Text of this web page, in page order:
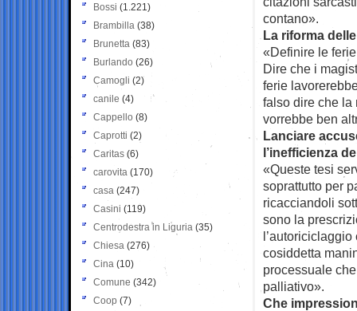
contano».
La riforma
«Definire le
Dire che i
ferie
falso dire che
vorrebbe ben
Lanciare
l’inefficienza
«Queste tesi
soprattutto per
ricacciandoli
sono la
cosiddetta
processuale
palliativo».
Che
Bossi (1.221)
Brambilla (38)
Brunetta (83)
Burlando (26)
Camogli (2)
canile (4)
Cappello (8)
Caprotti (2)
Caritas (6)
carovita (170)
casa (247)
Casini (119)
Centrodestra in Liguria (35)
Chiesa (276)
Cina (10)
Comune (342)
Coop (7)